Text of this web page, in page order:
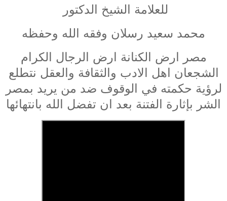
للعلامة الشيخ الدكتور
محمد سعيد رسلان وفقه الله وحفظه
مصر ارض الكنانة ارض الرجال الكرام
الشجعان اهل الادب والثقافة والعقل نتطلع
لرؤية حكمته في الوقوف ضد من يريد بمصر
الشر بإثارة الفتنة بعد ان تفضل الله بانتهائها